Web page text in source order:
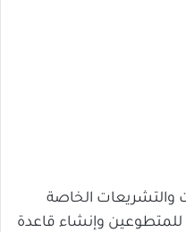
والتشريعات الخاصة
للمتطوعين وإنشاء قاعدة